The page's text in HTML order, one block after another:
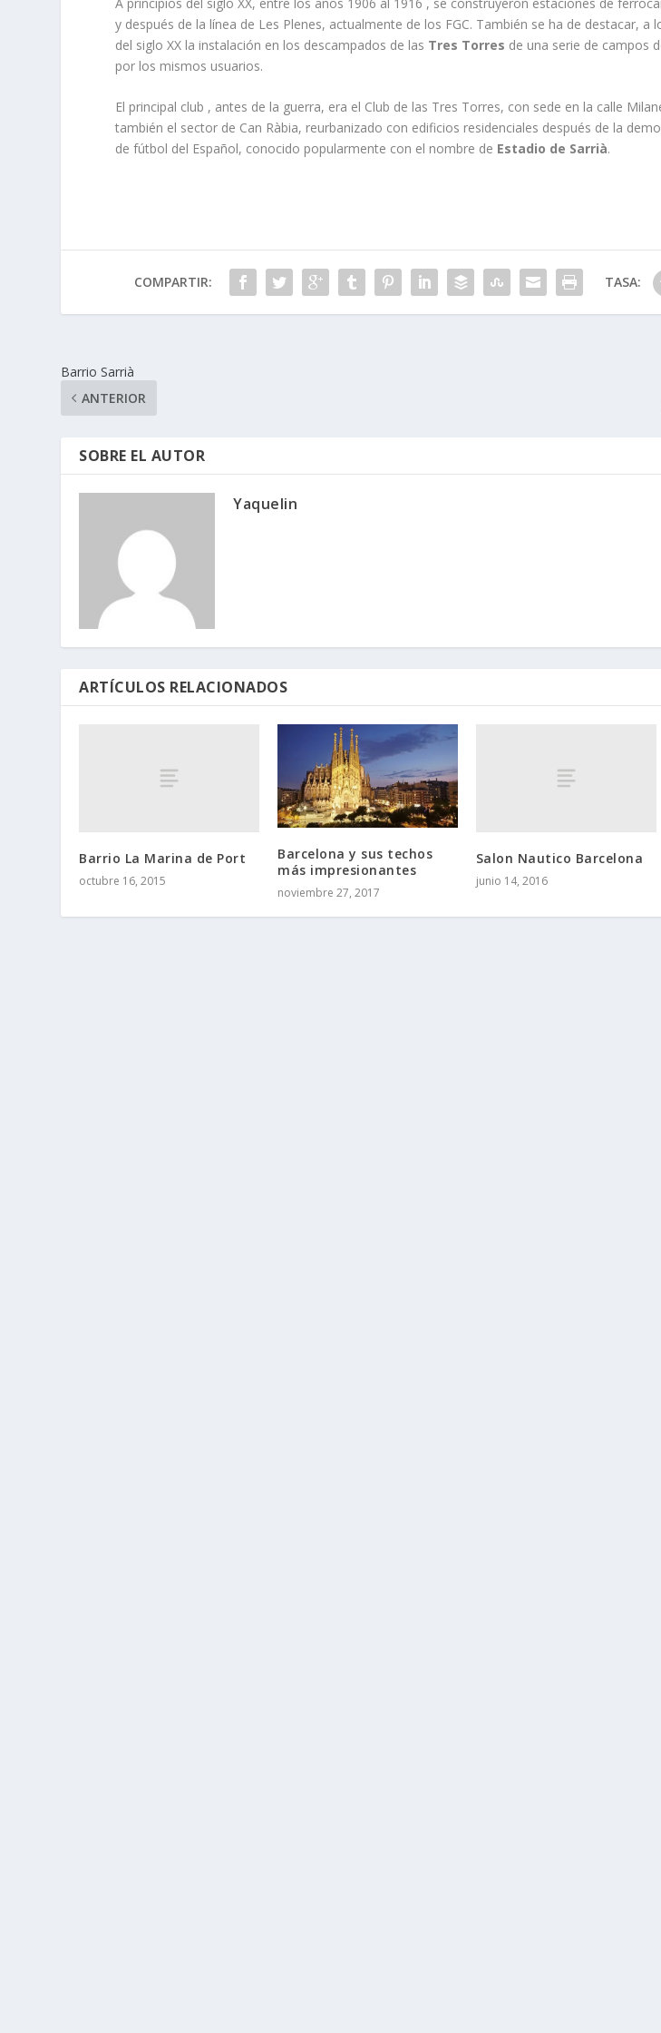
y después de la línea de Les Plenes, actualmente de los FGC. También se ha de destacar, a
del siglo XX la instalación en los descampados de las Tres Torres de una serie de campos
por los mismos usuarios.
El principal club , antes de la guerra, era el Club de las Tres Torres, con sede en la calle
también el sector de Can Ràbia, reurbanizado con edificios residenciales después de la
de fútbol del Español, conocido popularmente con el nombre de Estadio de Sarrià.
COMPARTIR: TASA:
Barrio Sarrià
ANTERIOR
SOBRE EL AUTOR
Yaquelin
ARTÍCULOS RELACIONADOS
Barrio La Marina de Port
octubre 16, 2015
Barcelona y sus techos
más impresionantes
noviembre 27, 2017
Salon Nautico Barcelona
junio 14, 2016